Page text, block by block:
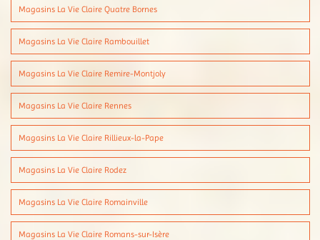
Magasins La Vie Claire Quatre Bornes
Magasins La Vie Claire Rambouillet
Magasins La Vie Claire Remire-Montjoly
Magasins La Vie Claire Rennes
Magasins La Vie Claire Rillieux-la-Pape
Magasins La Vie Claire Rodez
Magasins La Vie Claire Romainville
Magasins La Vie Claire Romans-sur-Isère